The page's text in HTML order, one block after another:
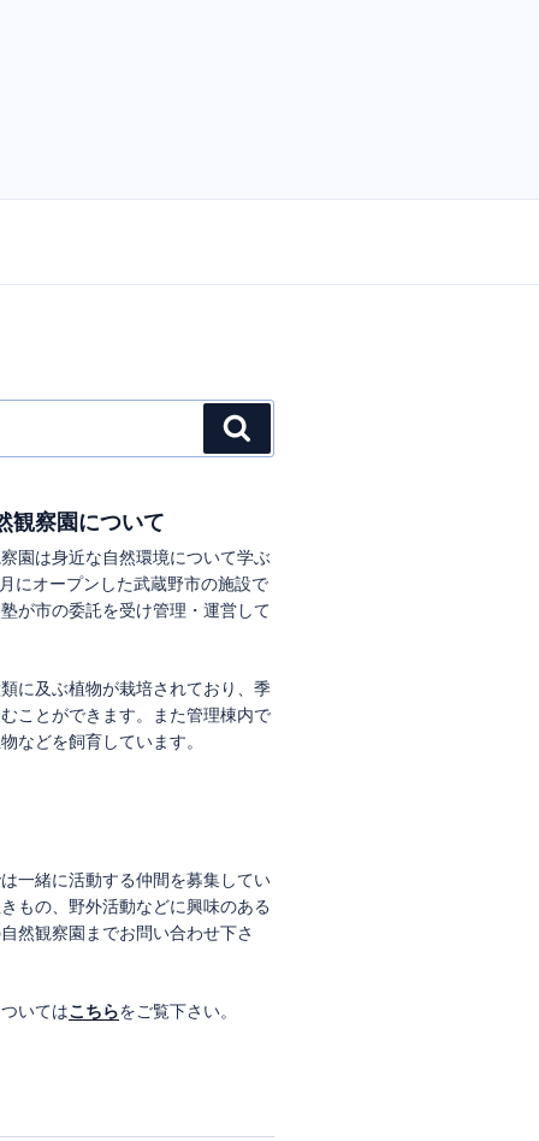
索
観察園について
園は身近な自然環境について学ぶ
にオープンした武蔵野市の施設で
が市の委託を受け管理・運営して
に及ぶ植物が栽培されており、季
ことができます。また管理棟内で
などを飼育しています。
一緒に活動する仲間を募集してい
もの、野外活動などに興味のある
然観察園までお問い合わせ下さ
いてはこちらをご覧下さい。